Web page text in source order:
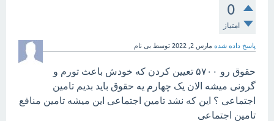
0
امتیاز
پاسخ داده شده مارس 2, 2022 توسط بی نام
حقوق رو ۵۷۰۰ تعیین کردن که خودش باعث تورم و
گرونی میشه الان یک چهارم یه حقوق باید بدیم تامین
اجتماعی ؟ این که نشد تامین اجتماعی این میشه تامین منافع
تامین اجتماعی